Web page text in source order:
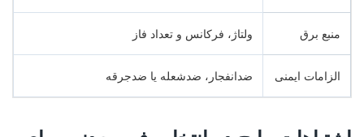
منبع برق ولتاژ، فرکانس و تعداد فاز
الزامات ایمنی ضدانفجار، ضدشعله یا ضدجرقه